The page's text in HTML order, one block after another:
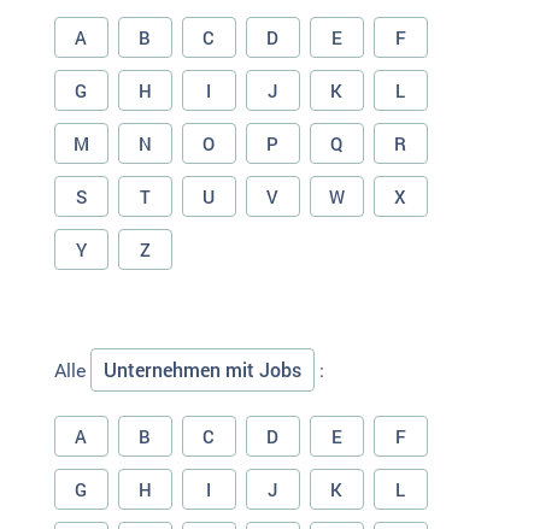
A B C D E F
G H I J K L
M N O P Q R
S T U V W X
Y Z
Alle Unternehmen mit Jobs :
A B C D E F
G H I J K L